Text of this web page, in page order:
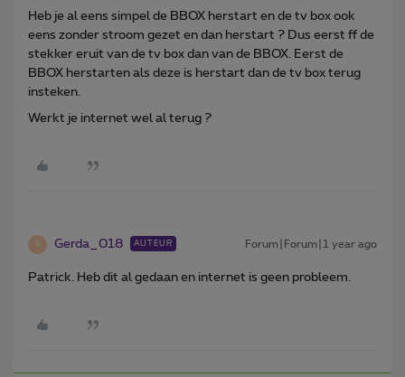
Heb je al eens simpel de BBOX herstart en de tv box ook
eens zonder stroom gezet en dan herstart ? Dus eerst ff de
stekker eruit van de tv box dan van de BBOX. Eerst de
BBOX herstarten als deze is herstart dan de tv box terug
insteken.
Werkt je internet wel al terug ?
G Gerda_018 AUTEUR Forum|Forum|1 year ago
Patrick. Heb dit al gedaan en internet is geen probleem.